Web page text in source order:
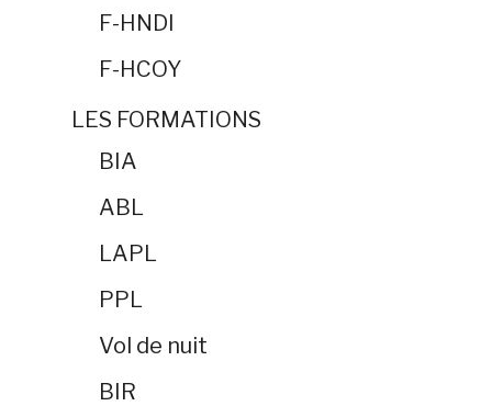
F-HNDI
F-HCOY
LES FORMATIONS
BIA
ABL
LAPL
PPL
Vol de nuit
BIR